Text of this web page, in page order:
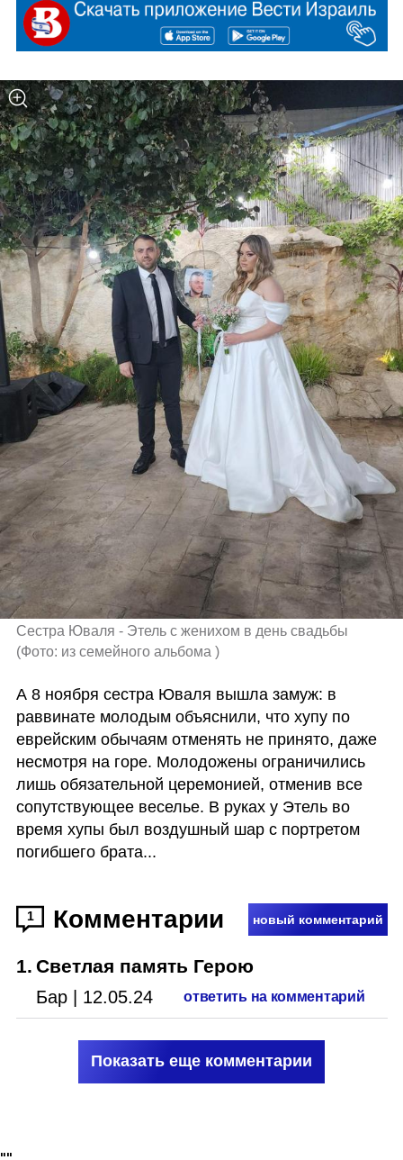
(Фото: из семейного альбома )
А 8 ноября сестра Юваля вышла замуж: в
раввинате молодым объяснили, что хупу по
еврейским обычаям отменять не принято, даже
несмотря на горе. Молодожены ограничились
лишь обязательной церемонией, отменив все
сопутствующее веселье. В руках у Этель во
время хупы был воздушный шар с портретом
погибшего брата...
1 Комментарии новый комментарий
1. Светлая память Герою
Бар | 12.05.24 ответить на комментарий
Показать еще комментарии